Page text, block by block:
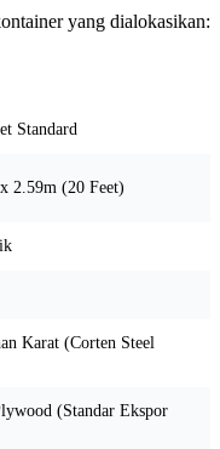
yang dialokasikan:
Standard
2.59m (20 Feet)
Karat (Corten Steel
(Standar Ekspor